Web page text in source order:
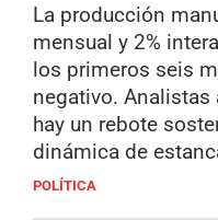
La producción
mensual y 2%
los primeros seis
negativo. Analistas
hay un rebote
dinámica de
POLÍTICA